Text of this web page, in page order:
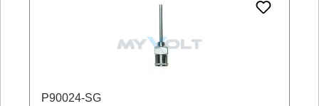
P90024-SG